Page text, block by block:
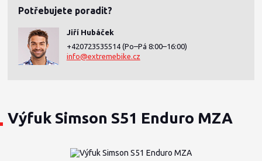
Potřebujete poradit?
Jiří Hubáček
+420723535514 (Po–Pá 8:00–16:00)
info@extremebike.cz
Výfuk Simson S51 Enduro MZA